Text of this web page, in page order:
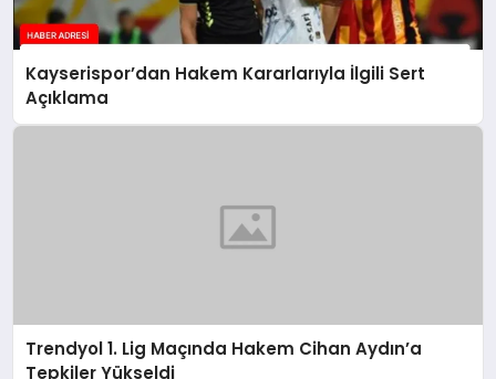
Kayserispor’dan Hakem Kararlarıyla İlgili Sert
Açıklama
Trendyol 1. Lig Maçında Hakem Cihan Aydın’a
Tepkiler Yükseldi